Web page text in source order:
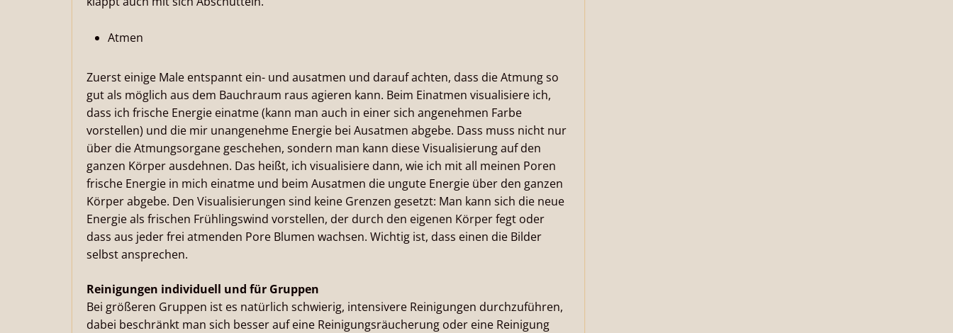
Atmen
Zuerst einige Male entspannt ein- und ausatmen und darauf achten, dass die Atmung so
gut als möglich aus dem Bauchraum raus agieren kann. Beim Einatmen visualisiere ich,
dass ich frische Energie einatme (kann man auch in einer sich angenehmen Farbe
vorstellen) und die mir unangenehme Energie bei Ausatmen abgebe. Dass muss nicht nur
über die Atmungsorgane geschehen, sondern man kann diese Visualisierung auf den
ganzen Körper ausdehnen. Das heißt, ich visualisiere dann, wie ich mit all meinen Poren
frische Energie in mich einatme und beim Ausatmen die ungute Energie über den ganzen
Körper abgebe. Den Visualisierungen sind keine Grenzen gesetzt: Man kann sich die neue
Energie als frischen Frühlingswind vorstellen, der durch den eigenen Körper fegt oder
dass aus jeder frei atmenden Pore Blumen wachsen. Wichtig ist, dass einen die Bilder
selbst ansprechen.
Reinigungen individuell und für Gruppen
Bei größeren Gruppen ist es natürlich schwierig, intensivere Reinigungen durchzuführen,
dabei beschränkt man sich besser auf eine Reinigungsräucherung oder eine Reinigung